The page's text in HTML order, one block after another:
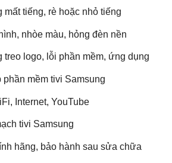
mất tiếng, rè hoặc nhỏ tiếng
nhòe màu, hỏng đèn nền
treo logo, lỗi phần mềm, ứng dụng
phần mềm tivi Samsung
Internet, YouTube
tivi Samsung
hãng, bảo hành sau sửa chữa